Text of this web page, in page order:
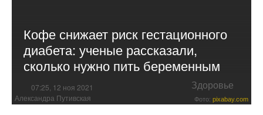
Кофе снижает риск гестационного
диабета: ученые рассказали,
сколько нужно пить беременным
07:25, 12 ноя 2021 Здоровье
Александра Путивская Фото: pixabay.com